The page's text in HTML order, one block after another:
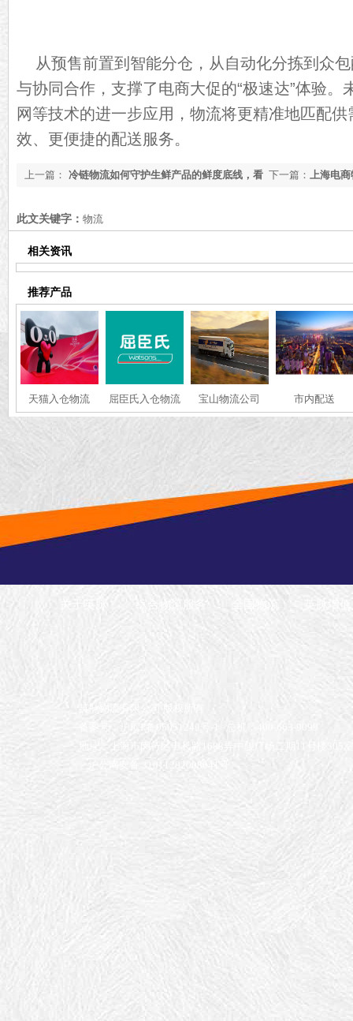
从预售前置到智能分仓，从自动化分拣到众
与协同合作，支撑了电商大促的“极速达”体验。
网等技术的进一步应用，物流将更精准地匹配
效、更便捷的配送服务。
下一篇： 上海电
上一篇： 冷链物流如何守护生鲜产品的鲜度底线，看
此文关键字： 物流
相关资讯
推荐产品
天猫入仓物流 屈臣氏入仓物流 宝山物流公司 市内配送
综合物流服务 全国物流 英脉增
英脉物流有限公司 版权所有
地址：上海市闵行区申长路1688弄中骏广场二期11号楼305室
沪公网安备 31011202008041号